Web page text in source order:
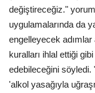
değiştireceğiz."
uygulamalarında da
engelleyecek adımlar
kuralları ihlal ettiği
edebileceğini
'alkol yasağıyla